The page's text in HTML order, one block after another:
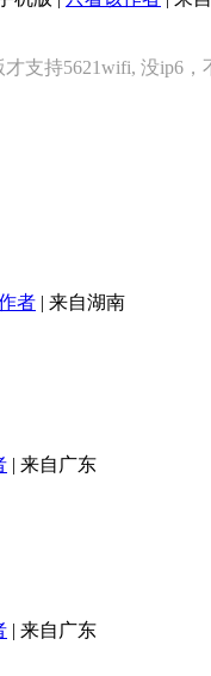
支持5621wifi, 没ip6
者 | 来自湖南
| 来自广东
| 来自广东